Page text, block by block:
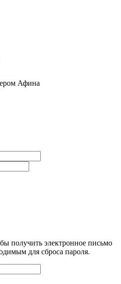
Афина
получить электронное письмо
для сброса пароля.